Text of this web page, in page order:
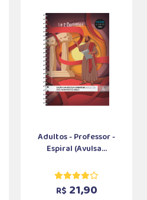
Adultos - Professor -
Espiral (Avulsa...
R$ 21,90